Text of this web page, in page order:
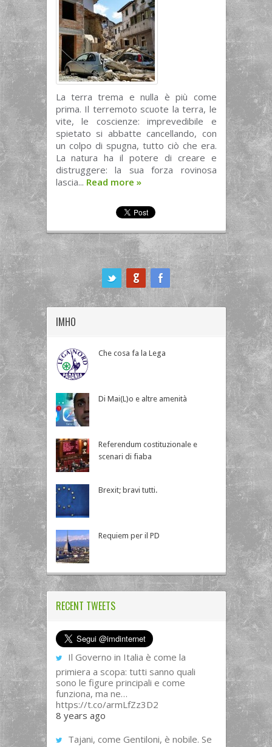
La terra trema e nulla è più come
prima. Il terremoto scuote la terra, le
vite, le coscienze: imprevedibile e
spietato si abbatte cancellando, con
un colpo di spugna, tutto ciò che era.
La natura ha il potere di creare e
distruggere: la sua forza rovinosa
lascia... Read more »
IMHO
Che cosa fa la Lega
Di Mai(L)o e altre amenità
Referendum costituzionale e
scenari di fiaba
Brexit; bravi tutti.
Requiem per il PD
RECENT TWEETS
Il Governo in Italia è come la
primiera a scopa: tutti sanno quali
sono le figure principali e come
funziona, ma ne…
https://t.co/armLfZz3D2
8 years ago
Tajani, come Gentiloni, è nobile. Se